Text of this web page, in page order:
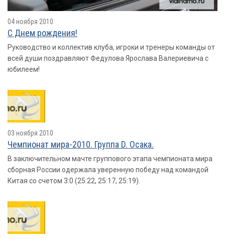
04 ноября 2010
С Днем рождения!
Руководство и коллектив клуба, игроки и тренеры команды от
всей души поздравляют Федулова Ярослава Валериевича с
юбилеем!
03 ноября 2010
Чемпионат мира-2010. Группа D. Осака.
В заключительном мачте группового этапа чемпионата мира
сборная России одержала уверенную победу над командой
Китая со счетом 3:0 (25:22, 25:17, 25:19).